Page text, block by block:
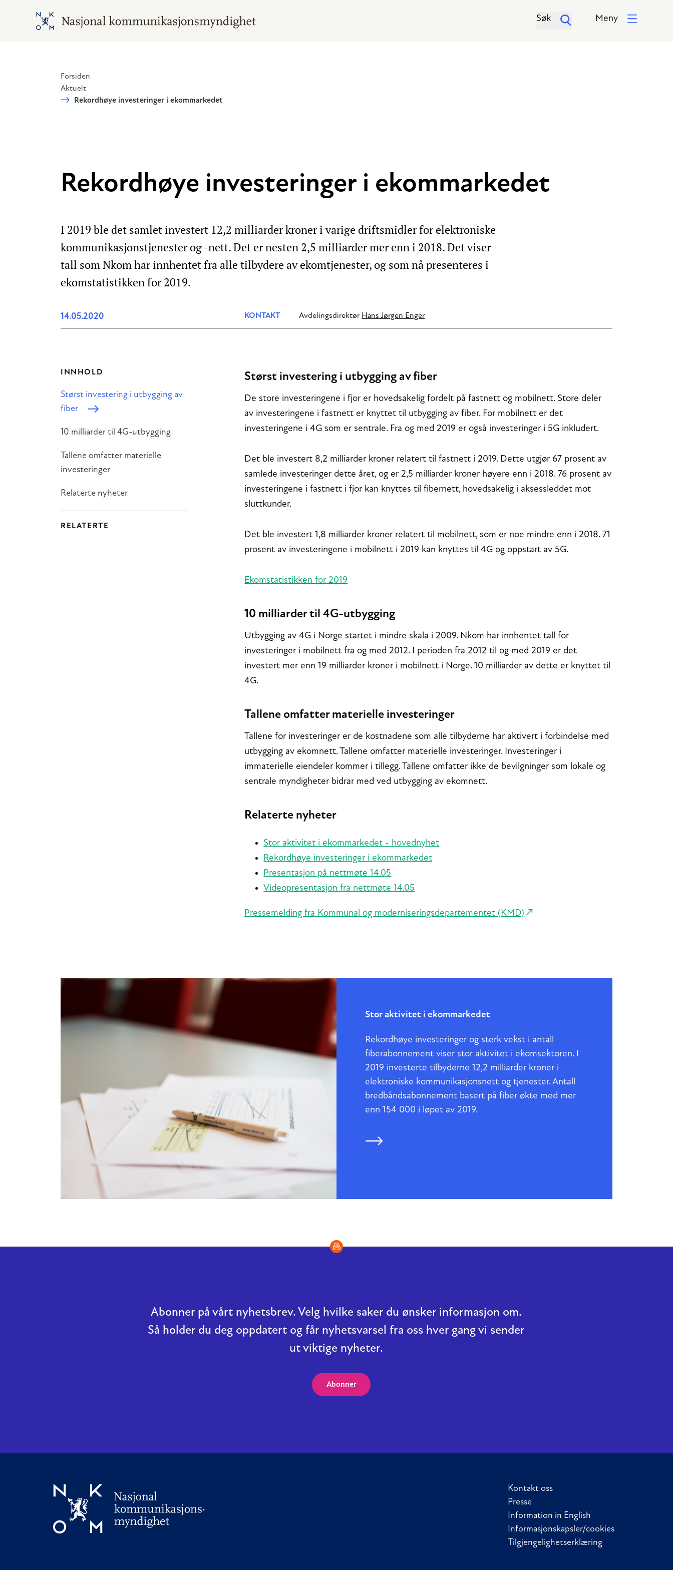
Hopp til hovedinnhold
Gå til hovedsiden Søk Meny
Forsiden
Aktuelt
Rekordhøye investeringer i ekommarkedet
Rekordhøye investeringer i ekommarkedet
I 2019 ble det samlet investert 12,2 milliarder kroner i varige driftsmidler for elektroniske
kommunikasjonstjenester og -nett. Det er nesten 2,5 milliarder mer enn i 2018. Det viser
tall som Nkom har innhentet fra alle tilbydere av ekomtjenester, og som nå presenteres i
ekomstatistikken for 2019.
14.05.2020 KONTAKT Avdelingsdirektør Hans Jørgen Enger
INNHOLD
Størst investering i utbygging av
fiber
10 milliarder til 4G-utbygging
Tallene omfatter materielle
investeringer
Relaterte nyheter
RELATERTE
Størst investering i utbygging av fiber
De store investeringene i fjor er hovedsakelig fordelt på fastnett og mobilnett. Store deler
av investeringene i fastnett er knyttet til utbygging av fiber. For mobilnett er det
investeringene i 4G som er sentrale. Fra og med 2019 er også investeringer i 5G inkludert.
Det ble investert 8,2 milliarder kroner relatert til fastnett i 2019. Dette utgjør 67 prosent av
samlede investeringer dette året, og er 2,5 milliarder kroner høyere enn i 2018. 76 prosent av
investeringene i fastnett i fjor kan knyttes til fibernett, hovedsakelig i aksessleddet mot
sluttkunder.
Det ble investert 1,8 milliarder kroner relatert til mobilnett, som er noe mindre enn i 2018. 71
prosent av investeringene i mobilnett i 2019 kan knyttes til 4G og oppstart av 5G.
Ekomstatistikken for 2019
10 milliarder til 4G-utbygging
Utbygging av 4G i Norge startet i mindre skala i 2009. Nkom har innhentet tall for
investeringer i mobilnett fra og med 2012. I perioden fra 2012 til og med 2019 er det
investert mer enn 19 milliarder kroner i mobilnett i Norge. 10 milliarder av dette er knyttet til
4G.
Tallene omfatter materielle investeringer
Tallene for investeringer er de kostnadene som alle tilbyderne har aktivert i forbindelse med
utbygging av ekomnett. Tallene omfatter materielle investeringer. Investeringer i
immaterielle eiendeler kommer i tillegg. Tallene omfatter ikke de bevilgninger som lokale og
sentrale myndigheter bidrar med ved utbygging av ekomnett.
Relaterte nyheter
Stor aktivitet i ekommarkedet - hovednyhet
Rekordhøye investeringer i ekommarkedet
Presentasjon på nettmøte 14.05
Videopresentasjon fra nettmøte 14.05
Pressemelding fra Kommunal og moderniseringsdepartementet (KMD)
Stor aktivitet i ekommarkedet
Rekordhøye investeringer og sterk vekst i antall
fiberabonnement viser stor aktivitet i ekomsektoren. I
2019 investerte tilbyderne 12,2 milliarder kroner i
elektroniske kommunikasjonsnett og tjenester. Antall
bredbåndsabonnement basert på fiber økte med mer
enn 154 000 i løpet av 2019.
Abonner på vårt nyhetsbrev. Velg hvilke saker du ønsker informasjon om.
Så holder du deg oppdatert og får nyhetsvarsel fra oss hver gang vi sender
ut viktige nyheter.
Abonner
Kontakt oss
Presse
Information in English
Informasjonskapsler/cookies
Tilgjengelighetserklæring